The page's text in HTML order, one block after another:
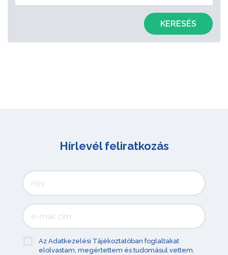
KERESÉS
Hírlevél feliratkozás
Az Adatkezelési Tájékoztatóban foglaltakat
elolvastam, megértettem és tudomásul vettem.